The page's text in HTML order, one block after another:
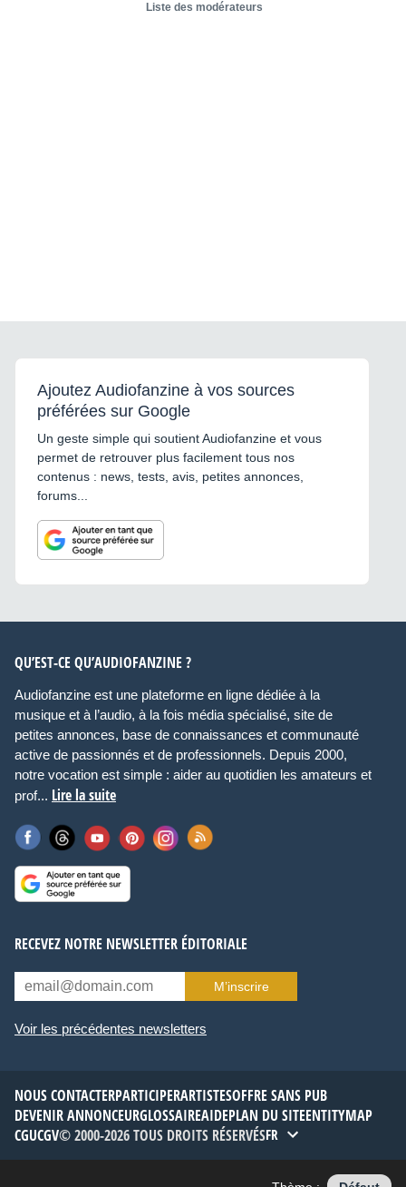
Liste des modérateurs
Ajoutez Audiofanzine à vos sources
préférées sur Google
Un geste simple qui soutient Audiofanzine et vous
permet de retrouver plus facilement tous nos
contenus : news, tests, avis, petites annonces,
forums...
QU’EST-CE QU’AUDIOFANZINE ?
Audiofanzine est une plateforme en ligne dédiée à la
musique et à l’audio, à la fois média spécialisé, site de
petites annonces, base de connaissances et communauté
active de passionnés et de professionnels. Depuis 2000,
notre vocation est simple : aider au quotidien les amateurs et
prof... Lire la suite
RECEVEZ NOTRE NEWSLETTER ÉDITORIALE
M’inscrire
Voir les précédentes newsletters
NOUS CONTACTERPARTICIPERARTISTESOFFRE SANS PUB
DEVENIR ANNONCEURGLOSSAIREAIDEPLAN DU SITEENTITYMAP
CGUCGV© 2000-2026 TOUS DROITS RÉSERVÉSFR